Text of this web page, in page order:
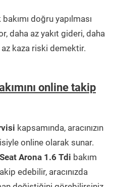
doğru yapılması
daha az yakıt gideri, daha
az kaza riski demektir.
online takip
kapsamında, aracınızın
online olarak sunar.
Seat Arona 1.6 Tdi bakım
edebilir, aracınızda